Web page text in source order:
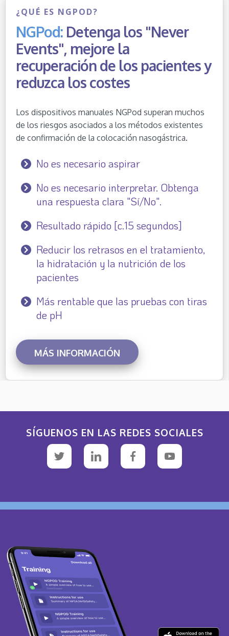
¿QUÉ ES NGPOD?
NGPod: Detenga los "Never
Events", mejore la
recuperación de los pacientes y
reduzca los costes
Los dispositivos manuales NGPod superan muchos
de los riesgos asociados a los métodos existentes
de confirmación de la colocación nasogástrica.
No es necesario aspirar
No es necesario interpretar. Obtenga
una respuesta clara "Sí/No".
Resultado rápido [c.15 segundos]
Reducir los retrasos en el tratamiento,
la hidratación y la nutrición de los
pacientes
Más rentable que las pruebas con tiras
de pH
MÁS INFORMACIÓN
SÍGUENOS EN LAS REDES SOCIALES